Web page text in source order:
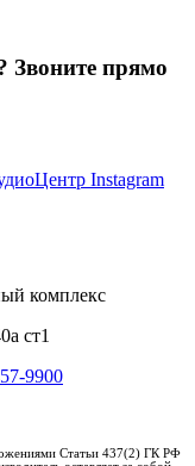
Звоните прямо
комплекс
ст1
9900
Статьи 437(2) ГК РФ